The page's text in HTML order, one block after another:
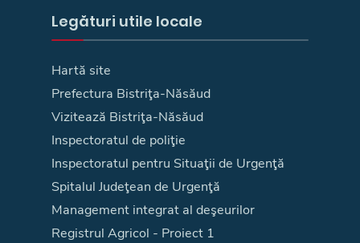
Legături utile locale
Hartă site
Prefectura Bistriţa-Năsăud
Vizitează Bistriţa-Năsăud
Inspectoratul de poliţie
Inspectoratul pentru Situaţii de Urgenţă
Spitalul Judeţean de Urgenţă
Management integrat al deşeurilor
Registrul Agricol - Proiect 1